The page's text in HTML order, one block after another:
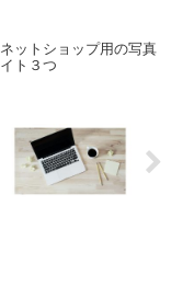
ットショップ用の写真
ト３つ